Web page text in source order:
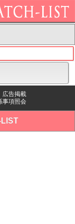
広告掲載
事項照会